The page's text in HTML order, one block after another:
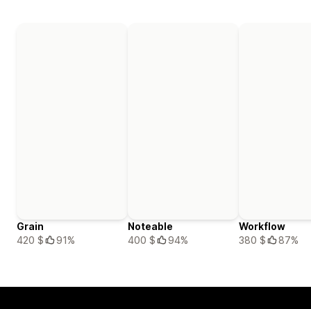
Grain
420 $
91%
Noteable
400 $
94%
Workflow
380 $
87%